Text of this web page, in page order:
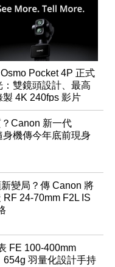
Pocket 4P 正式
：雙鏡頭設計、最高
製 4K 240fps 影片
Canon 新一代
身機傳今年底前現身
變局？傳 Canon 將
RF 24-70mm F2L IS
FE 100-400mm
654g 羽量化設計手持